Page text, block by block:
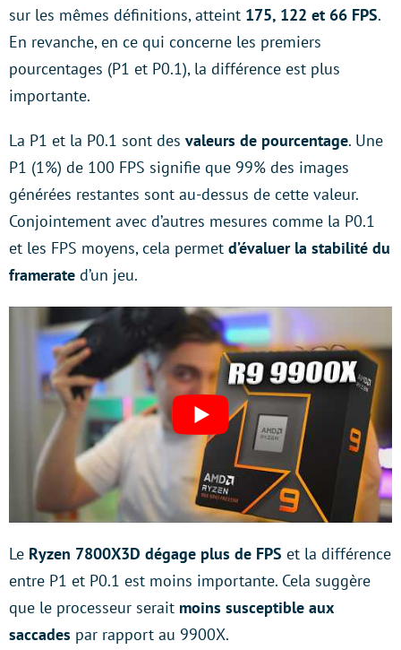
sur les mêmes définitions, atteint 175, 122 et 66 FPS.
En revanche, en ce qui concerne les premiers
pourcentages (P1 et P0.1), la différence est plus
importante.
La P1 et la P0.1 sont des valeurs de pourcentage. Une
P1 (1%) de 100 FPS signifie que 99% des images
générées restantes sont au-dessus de cette valeur.
Conjointement avec d’autres mesures comme la P0.1
et les FPS moyens, cela permet d’évaluer la stabilité du
framerate d’un jeu.
Le Ryzen 7800X3D dégage plus de FPS et la différence
entre P1 et P0.1 est moins importante. Cela suggère
que le processeur serait moins susceptible aux
saccades par rapport au 9900X.